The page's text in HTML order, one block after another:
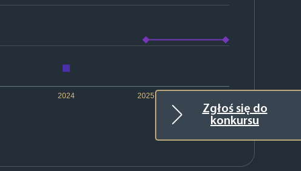
Zgłoś się do
konkursu
2024 2025